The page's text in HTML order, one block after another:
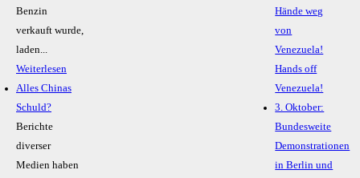
Benzin
verkauft wurde,
laden...
Weiterlesen
Alles Chinas
Schuld?
Berichte
diverser
Medien haben
Hände weg
von
Venezuela!
Hands off
Venezuela!
3. Oktober:
Bundesweite
Demonstrationen
in Berlin und